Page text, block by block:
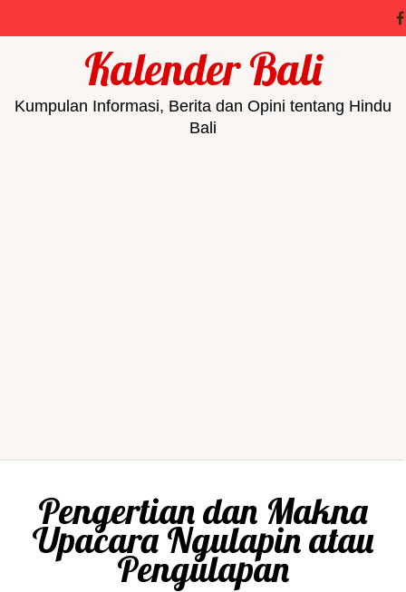
Kalender Bali
Kumpulan Informasi, Berita dan Opini tentang Hindu
Bali
Pengertian dan Makna
Upacara Ngulapin atau
Pengulapan